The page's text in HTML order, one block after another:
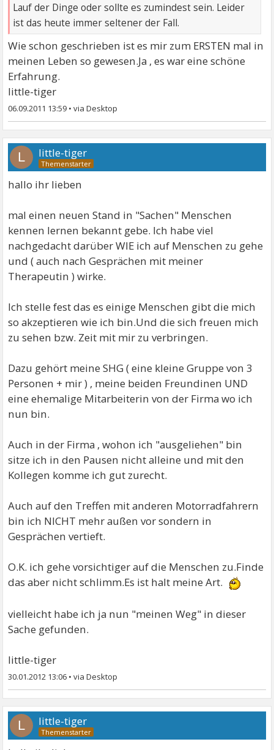
Lauf der Dinge oder sollte es zumindest sein. Leider
ist das heute immer seltener der Fall.
Wie schon geschrieben ist es mir zum ERSTEN mal in
meinen Leben so gewesen.Ja , es war eine schöne
Erfahrung.
little-tiger
06.09.2011 13:59 •
L little-tiger
hallo ihr lieben
mal einen neuen Stand in "Sachen" Menschen
kennen lernen bekannt gebe. Ich habe viel
nachgedacht darüber WIE ich auf Menschen zu gehe
und ( auch nach Gesprächen mit meiner
Therapeutin ) wirke.
Ich stelle fest das es einige Menschen gibt die mich
so akzeptieren wie ich bin.Und die sich freuen mich
zu sehen bzw. Zeit mit mir zu verbringen.
Dazu gehört meine SHG ( eine kleine Gruppe von 3
Personen + mir ) , meine beiden Freundinen UND
eine ehemalige Mitarbeiterin von der Firma wo ich
nun bin.
Auch in der Firma , wohon ich "ausgeliehen" bin
sitze ich in den Pausen nicht alleine und mit den
Kollegen komme ich gut zurecht.
Auch auf den Treffen mit anderen Motorradfahrern
bin ich NICHT mehr außen vor sondern in
Gesprächen vertieft.
O.K. ich gehe vorsichtiger auf die Menschen zu.Finde
das aber nicht schlimm.Es ist halt meine Art.
vielleicht habe ich ja nun "meinen Weg" in dieser
Sache gefunden.
little-tiger
30.01.2012 13:06 •
L little-tiger